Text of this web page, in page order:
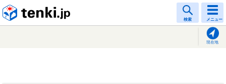
検索 メニュー
現在地